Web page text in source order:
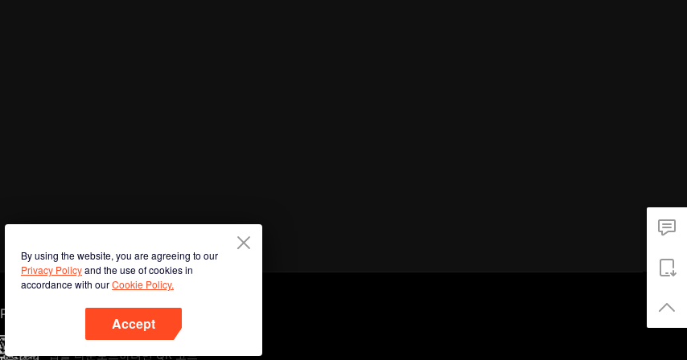
By using the website, you are agreeing to our
Privacy Policyand the use of cookies in
accordance with ourCookie Policy.
Accept
Phone
앱을 다운로드하려면 QR 코드